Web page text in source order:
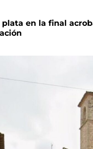
plata en la final